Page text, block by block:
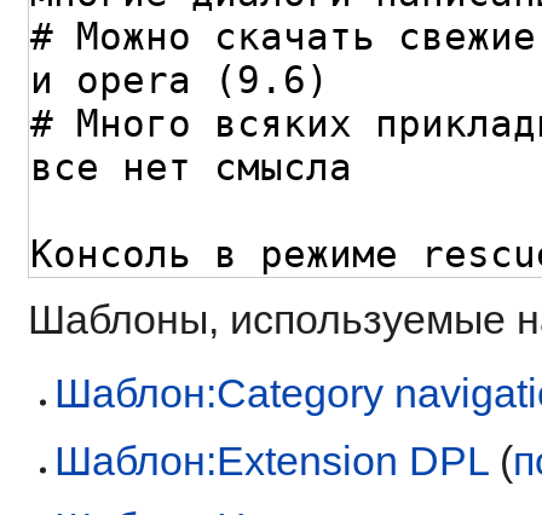
Шаблоны, используемые
Шаблон:Category
Шаблон:Extension DPL (